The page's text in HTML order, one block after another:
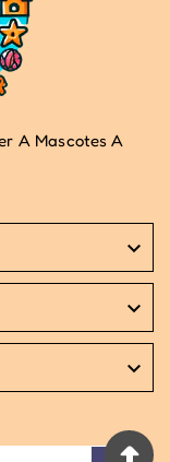
A Mascotes A


